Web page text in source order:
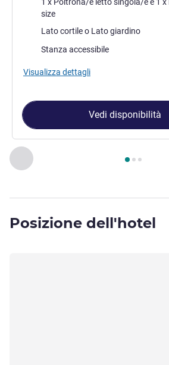
Precedente - Camera
Pagina , Camera 1 : Camera
size
Vista:
Lato cortile o Lato giardino
Stanza accessibile
Visualizza dettagli
Vedi disponibilità
Posizione dell'hotel